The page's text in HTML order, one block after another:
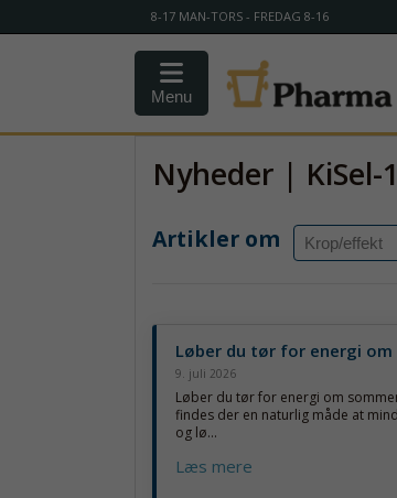
8-17 MAN-TORS - FREDAG 8-16
Menu
Nyheder | KiSel-
Artikler om
Løber du tør for energi om
9. juli 2026
Løber du tør for energi om
findes der en naturlig måde at
og lø...
Læs mere